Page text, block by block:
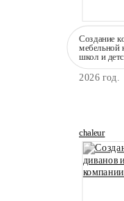
Создание
мебельной
школ и
2026 год.
chaleur